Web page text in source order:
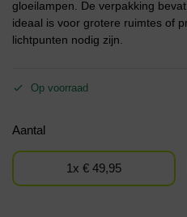
gloeilampen. De verpakking
ideaal is voor grotere ruimtes of
lichtpunten nodig zijn.
Op voorraad
Aantal
1x € 49,95